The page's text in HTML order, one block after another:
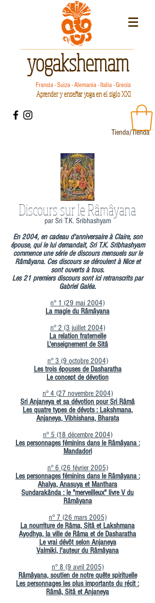
yogakshemam
Francia - Suiza - Alemania - Italia - Grecia
Aprender y enseñar yoga en el siglo XXI
Tienda/Tienda
Discours sur le Râmâyana
par Sri T.K. Sribhashyam
En 2004, en cadeau d'anniversaire à Claire, son
épouse, qui le lui demandait, Sri T.K. Sribhashyam
commence une série de discours mensuels sur le
Râmâyana. Ces discours se déroulent à Nice et
sont ouverts à tous.
Les 21 premiers discours sont ici retranscrits par
Gabriel Galéa.
n° 1 (29 mai 2004)
La magie du Râmâyana
n° 2 (3 juillet 2004)
La relation fraternelle
L'enseignement de Sitâ
n° 3 (9 octobre 2004)
Les trois épouses de Dasharatha
Le concept de dévotion
n° 4 (27 novembre 2004)
Sri Anjaneya et sa dévotion pour Sri Râmâ
Les quatre types de dévots : Lakshmana,
Anjaneya, Vibhishana, Bharata
n° 5 (18 décembre 2004)
Les personnages féminins dans le Râmâyana :
Mandadori
n° 6 (26 février 2005)
Les personnages féminins dans le Râmâyana :
Ahalya, Anasuya et Manthara
Sundarakânda : le "merveilleux" livre V du
Râmâyana
n° 7 (26 mars 2005)
La nourriture de Râma, Sitâ et Lakshmana
Ayodhya, la ville de Râma et de Dasharatha
Le vrai dévôt selon Anjaneya
Valmiki, l'auteur du Râmâyana
n° 8 (9 avril 2005)
Râmâyana, soutien de notre quête spirituelle
Les personnages les plus importants du récit :
Râmâ, Sitâ et Anjaneya